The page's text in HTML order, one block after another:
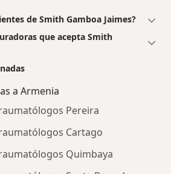
de Smith Gamboa Jaimes?
que acepta Smith
a Armenia
Pereira
Cartago
Quimbaya